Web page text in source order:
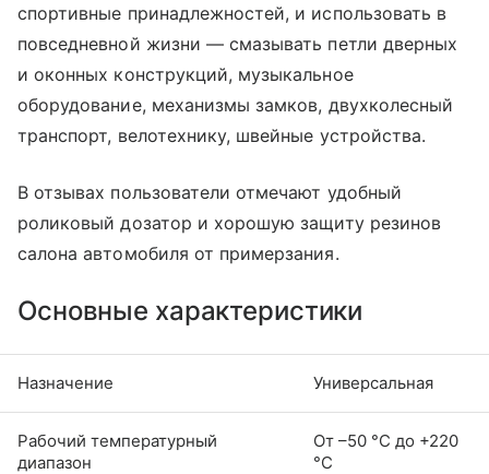
спортивные принадлежностей, и использовать в
повседневной жизни — смазывать петли дверных
и оконных конструкций, музыкальное
оборудование, механизмы замков, двухколесный
транспорт, велотехнику, швейные устройства.
В отзывах пользователи отмечают удобный
роликовый дозатор и хорошую защиту резинов
салона автомобиля от примерзания.
Основные характеристики
Назначение Универсальная
Рабочий температурный
диапазон
От –50 °С до +220
°С